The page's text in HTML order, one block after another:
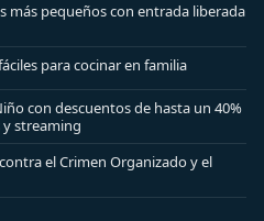
más pequeños con entrada liberada
para cocinar en familia
con descuentos de hasta un 40%
y streaming
el Crimen Organizado y el